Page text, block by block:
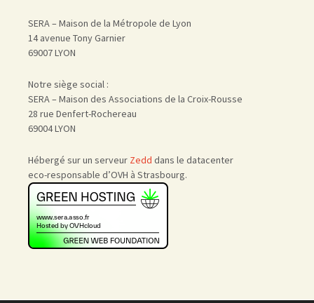
SERA – Maison de la Métropole de Lyon
14 avenue Tony Garnier
69007 LYON
Notre siège social :
SERA – Maison des Associations de la Croix-Rousse
28 rue Denfert-Rochereau
69004 LYON
Hébergé sur un serveur Zedd dans le datacenter
eco-responsable d’OVH à Strasbourg.